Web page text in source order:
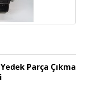
Parça Çıkma